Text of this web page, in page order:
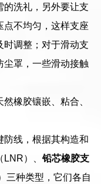
的洗礼，另外要让支
点不均匀，这样支座
时调整；对于滑动支
尘罩，一些滑动接触
橡胶镶嵌、粘合、
防线，根据其构造和
LNR）、铅芯橡胶支
三种类型，它们各自